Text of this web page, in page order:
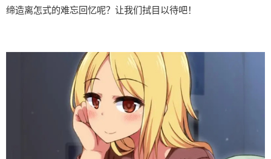
缔造离怎式的难忘回忆呢？让我们拭目以待吧！